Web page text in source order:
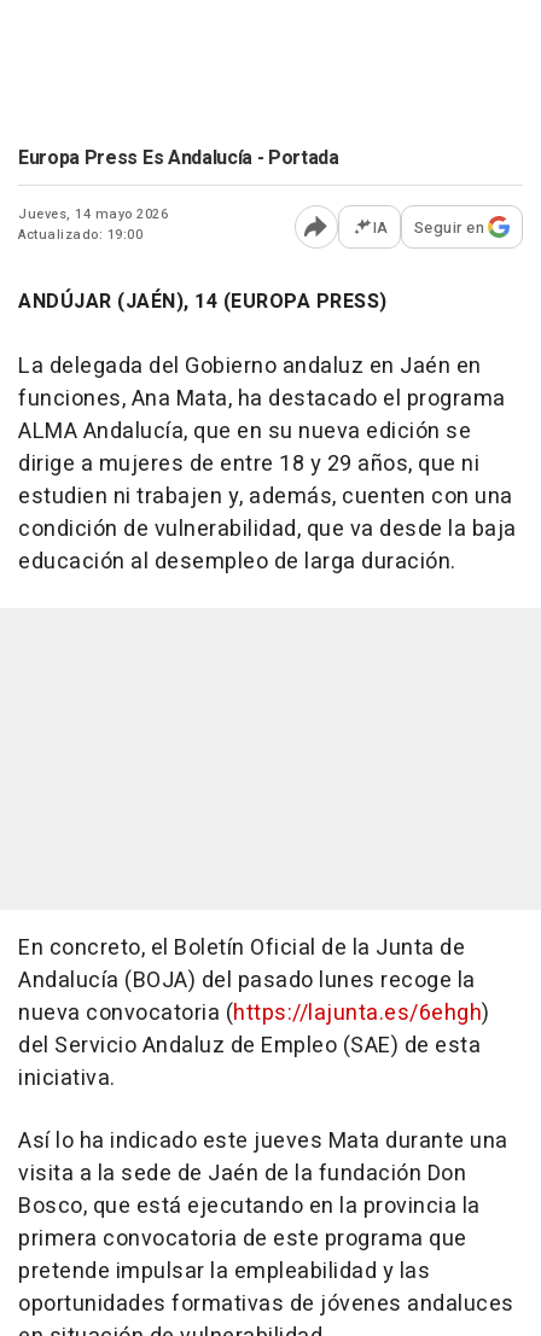
Europa Press Es Andalucía - Portada
Jueves, 14 mayo 2026
Actualizado: 19:00
Abrir opciones para
IA Seguir en
ANDÚJAR (JAÉN), 14 (EUROPA PRESS)
La delegada del Gobierno andaluz en Jaén en
funciones, Ana Mata, ha destacado el programa
ALMA Andalucía, que en su nueva edición se
dirige a mujeres de entre 18 y 29 años, que ni
estudien ni trabajen y, además, cuenten con una
condición de vulnerabilidad, que va desde la baja
educación al desempleo de larga duración.
En concreto, el Boletín Oficial de la Junta de
Andalucía (BOJA) del pasado lunes recoge la
nueva convocatoria (https://lajunta.es/6ehgh)
del Servicio Andaluz de Empleo (SAE) de esta
iniciativa.
Así lo ha indicado este jueves Mata durante una
visita a la sede de Jaén de la fundación Don
Bosco, que está ejecutando en la provincia la
primera convocatoria de este programa que
pretende impulsar la empleabilidad y las
oportunidades formativas de jóvenes andaluces